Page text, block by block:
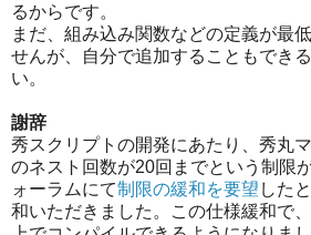
るからです。
まだ、組み込み関数などの定義が最
せんが、自分で追加することもでき
い。
謝辞
秀スクリプトの開発にあたり、秀丸
のネスト回数が20回までという制限
ォーラムにて制限の緩和を要望 した
和いただきました。この仕様緩和で